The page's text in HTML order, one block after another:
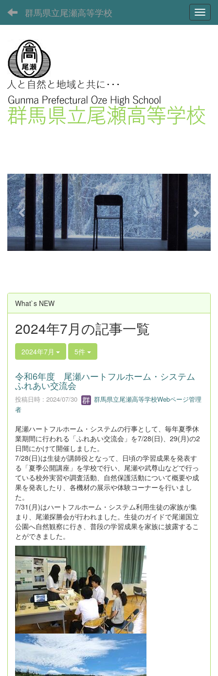
群馬県立尾瀬高等学校
e
v
i
o
u
s
x
t
What`s NEW
2024年7月の記事一覧
2024年7月 5件
令和6年度 尾瀬ハートフルホーム・システム
ふれあい交流会
投稿日時 : 2024/07/30
群馬県立尾瀬高等学校Webページ管理
者
尾瀬ハートフルホーム・システムの行事として、毎年夏季休
業期間に行われる「ふれあい交流会」を7/28(日)、29(月)の2
日間にかけて開催しました。
7/28(日)は生徒が講師役となって、日頃の学習成果を発表す
る「夏季公開講座」を学校で行い、尾瀬や武尊山などで行っ
ている校外実習や調査活動、自然保護活動について概要や成
果を発表したり、各機材の展示や体験コーナーを行いまし
た。
7/31(月)はハートフルホーム・システム利用生徒の家族が集
まり、尾瀬探勝会が行われました。生徒のガイドで尾瀬国立
公園へ自然観察に行き、普段の学習成果を家族に披露するこ
とができました。